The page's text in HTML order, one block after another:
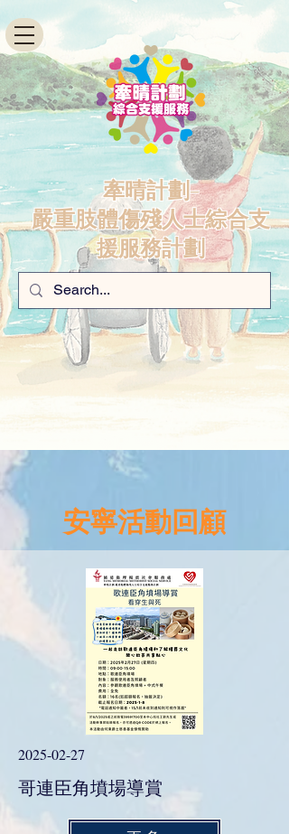
牽晴計劃-
嚴重肢體傷殘人士綜合支
援服務計劃
安寧活動回顧
2025-02-27
哥連臣角墳場導賞